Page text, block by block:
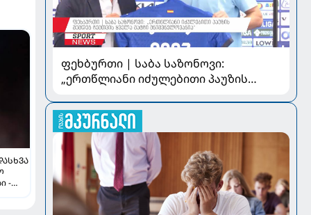
-
ფეხბურთი | საბა საზონოვი:
„ერთწლიანი იძულებითი პაუზის
მნიშვნელოვანია“